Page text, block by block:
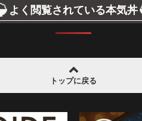
よく閲覧されている本気丼
トップに戻る